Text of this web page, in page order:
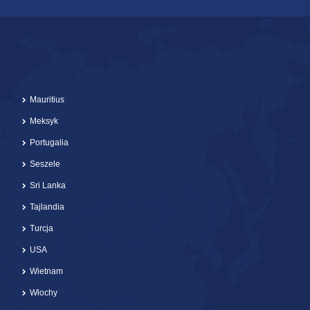
Mauritius
Meksyk
Portugalia
Seszele
Sri Lanka
Tajlandia
Turcja
USA
Wietnam
Włochy